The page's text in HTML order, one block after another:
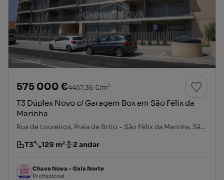
575 000 €4457,36 €/m²
T3 Dúplex Novo c/ Garagem Box em São Félix da
Marinha
Rua de Loureiros, Praia de Brito - São Félix da Marinha, São Félix da Marinha, Vila Nova de Gaia, Porto
Tipologia
T3
Preço por metro quadrado
129 m²
Andar 2 andar
Chave Nova - Gaia Norte
Profissional